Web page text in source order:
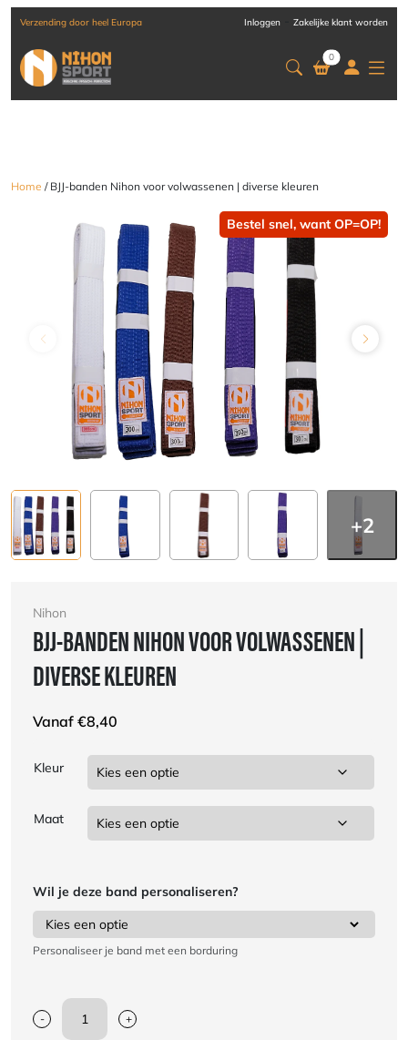
Verzending door heel Europa Inloggen Zakelijke klant worden
0
Home / BJJ-banden Nihon voor volwassenen | diverse kleuren
Bestel snel, want OP=OP!
+2
Nihon
BJJ-BANDEN NIHON VOOR VOLWASSENEN |
DIVERSE KLEUREN
Vanaf €8,40
Kleur
Maat
Wil je deze band personaliseren?
Personaliseer je band met een borduring
-
BJJ-
+